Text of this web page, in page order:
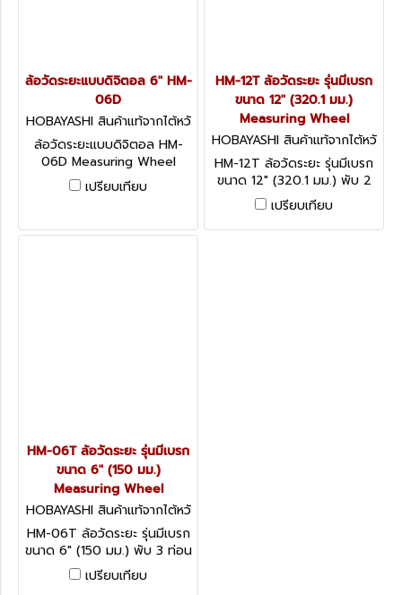
ล้อวัดระยะแบบดิจิตอล 6" HM-
06D
HOBAYASHI สินค้าแท้จากไต้หวั
น HM-06D
ล้อวัดระยะแบบดิจิตอล HM-
06D Measuring Wheel
คุณสมบัติพิเศษ เมื่อไม่มีการใช้
งานภายในเวลา 5 นาที หน้า
บันทึกหน่วยความจำได้
เปรียบเทียบ
HM-12T ล้อวัดระยะ รุ่นมีเบรก
ขนาด 12" (320.1 มม.)
Measuring Wheel
HOBAYASHI สินค้าแท้จากไต้หวั
น HM-12T
HM-12T ล้อวัดระยะ รุ่นมีเบรก
ขนาด 12" (320.1 มม.) พับ 2
ท่อน แบบปืนพร้อมไกกดสำหรับ
เบรก Measuring Wheel
เปรียบเทียบ
HM-06T ล้อวัดระยะ รุ่นมีเบรก
ขนาด 6" (150 มม.)
Measuring Wheel
HOBAYASHI สินค้าแท้จากไต้หวั
น HM-06T
HM-06T ล้อวัดระยะ รุ่นมีเบรก
ขนาด 6" (150 มม.) พับ 3 ท่อน
แบบปืนพร้อมไกกดสำหรับเบรก
Measuring Wheel
เปรียบเทียบ